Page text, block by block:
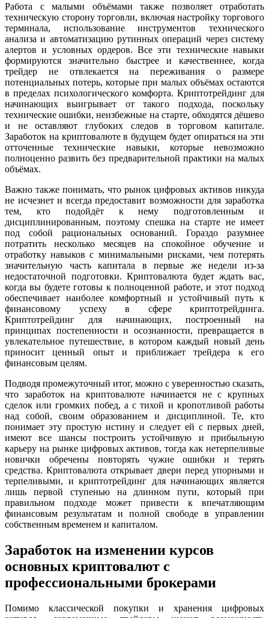
Работа с малыми объёмами также позволяет отработать
техническую сторону торговли, включая настройку торгового
терминала, использование инструментов технического
анализа и автоматизацию рутинных операций через систему
алертов и условных ордеров. Все эти технические навыки
формируются значительно быстрее и качественнее, когда
трейдер не отвлекается на переживания о размере
потенциальных потерь, которые при малых объёмах остаются
в пределах психологического комфорта. Криптотрейдинг для
начинающих выигрывает от такого подхода, поскольку
технические ошибки, неизбежные на старте, обходятся дёшево
и не оставляют глубоких следов в торговом капитале.
Заработок на криптовалюте в будущем будет опираться на эти
отточенные технические навыки, которые невозможно
полноценно развить без предварительной практики на малых
объёмах.
Важно также понимать, что рынок цифровых активов никуда
не исчезнет и всегда предоставит возможности для заработка
тем, кто подойдёт к нему подготовленным и
дисциплинированным, поэтому спешка на старте не имеет
под собой рациональных оснований. Гораздо разумнее
потратить несколько месяцев на спокойное обучение и
отработку навыков с минимальными рисками, чем потерять
значительную часть капитала в первые же недели из-за
недостаточной подготовки. Криптовалюта будет ждать вас,
когда вы будете готовы к полноценной работе, и этот подход
обеспечивает наиболее комфортный и устойчивый путь к
финансовому успеху в сфере криптотрейдинга.
Криптотрейдинг для начинающих, построенный на
принципах постепенности и осознанности, превращается в
увлекательное путешествие, в котором каждый новый день
приносит ценный опыт и приближает трейдера к его
финансовым целям.
Подводя промежуточный итог, можно с уверенностью сказать,
что заработок на криптовалюте начинается не с крупных
сделок или громких побед, а с тихой и кропотливой работы
над собой, своим образованием и дисциплиной. Те, кто
понимает эту простую истину и следует ей с первых дней,
имеют все шансы построить устойчивую и прибыльную
карьеру на рынке цифровых активов, тогда как нетерпеливые
новички обречены повторять чужие ошибки и терять
средства. Криптовалюта открывает двери перед упорными и
терпеливыми, и криптотрейдинг для начинающих является
лишь первой ступенью на длинном пути, который при
правильном подходе может привести к впечатляющим
финансовым результатам и полной свободе в управлении
собственным временем и капиталом.
Заработок на изменении курсов
основных криптовалют с
профессиональными брокерами
Помимо классической покупки и хранения цифровых